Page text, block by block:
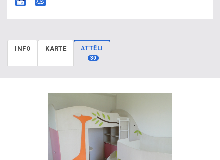
INFO KARTE ATTĒLI
30